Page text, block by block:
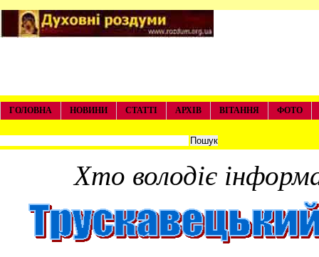
ГОЛОВНА НОВИНИ СТАТТІ АРХІВ ВІТАННЯ ФОТО
Хто володіє